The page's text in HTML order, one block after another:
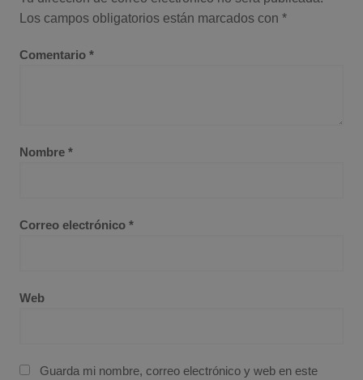
Los campos obligatorios están marcados con *
Comentario *
Nombre *
Correo electrónico *
Web
Guarda mi nombre, correo electrónico y web en este